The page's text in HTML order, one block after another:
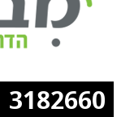
3182660